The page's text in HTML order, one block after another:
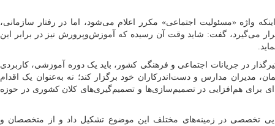
واژه «مسئولیت اجتماعی» مکرر اعلام می‌شود، اما در رفتار سازمانی،
می‌گیرد، گفت: شاید وقت آن رسیده که آموزش‌وپرورش نیز در برابر این
در جریانات اجتماعی و فرهنگی کشور، باید یک دوره آموزشی، کاربردی
مدیران مدارس و دست‌اندرکاران خود برگزار کند؛ نه به‌عنوان یک اقدام
برای هم‌افزایی در تصمیم‌سازی‌ها و تصمیم‌گیری‌های کلان کشوری در حوزه
تخصصی در زمینه‌های مختلف این موضوع تشکیل داد و از متخصصان و